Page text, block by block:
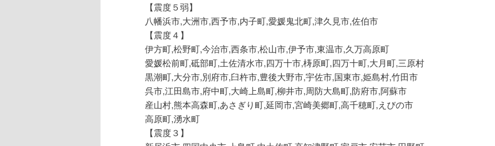
【震度５弱】
八幡浜市,大洲市,西予市,内子町,愛媛鬼北町,津久見市,佐伯市
【震度４】
伊方町,松野町,今治市,西条市,松山市,伊予市,東温市,久万高原町
愛媛松前町,砥部町,土佐清水市,四万十市,梼原町,四万十町,大月町,三原村
黒潮町,大分市,別府市,臼杵市,豊後大野市,宇佐市,国東市,姫島村,竹田市
呉市,江田島市,府中町,大崎上島町,柳井市,周防大島町,防府市,阿蘇市
産山村,熊本高森町,あさぎり町,延岡市,宮崎美郷町,高千穂町,えびの市
高原町,湧水町
【震度３】